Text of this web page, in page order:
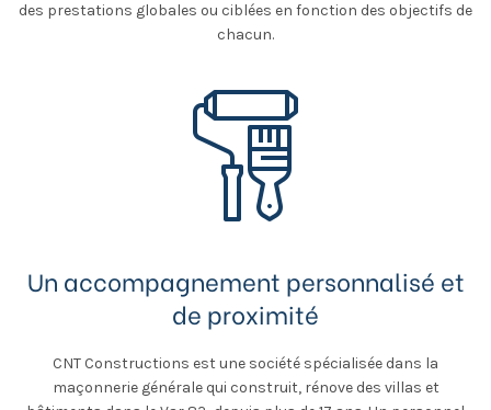
des prestations globales ou ciblées en fonction des objectifs de
chacun.
Un accompagnement personnalisé et
de proximité
CNT Constructions est une société spécialisée dans la
maçonnerie générale qui construit, rénove des villas et